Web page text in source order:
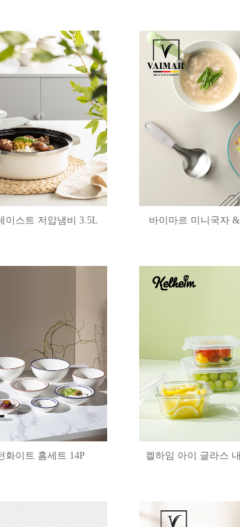
이스트 저압냄비 3.5L 바이마르 미니국자 &
화이트 홈세트 14P 켈하임 아이 글라스